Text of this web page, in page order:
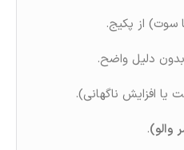
سوت) از پکیج.
دلیل واضح.
یا افزایش ناگهانی).
والو).